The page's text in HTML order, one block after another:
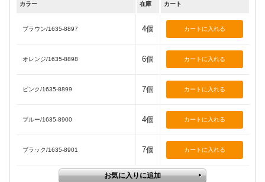
カラー 在庫 カート
ブラウン/1635-8897 4個
オレンジ/1635-8898 6個
ピンク/1635-8899 7個
ブルー/1635-8900 4個
ブラック/1635-8901 7個